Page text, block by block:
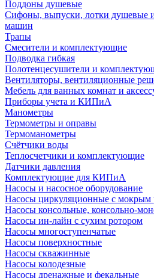
Поддоны душевые
Сифоны, выпуски, лотки душевые
машин
Трапы
Смесители и комплектующие
Подводка гибкая
Полотенцесушители и
Вентиляторы, вентиляционные
Мебель для ванных комнат и
Приборы учета и КИПиА
Манометры
Термометры и оправы
Термоманометры
Счётчики воды
Теплосчетчики и комплектующие
Датчики давления
Комплектующие для КИПиА
Насосы и насосное оборудование
Насосы циркуляционные с мокрым
Насосы консольные, консольно-
Насосы ин-лайн с сухим ротором
Насосы многоступенчатые
Насосы поверхностные
Насосы скважинные
Насосы колодезные
Насосы дренажные и фекальные